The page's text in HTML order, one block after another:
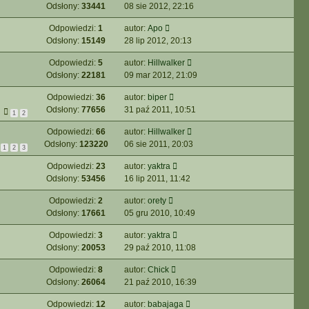
Odsłony: 33441 08 sie 2012, 22:16
Odpowiedzi: 1
Odsłony: 15149
autor: Apo
28 lip 2012, 20:13
Odpowiedzi: 5
Odsłony: 22181
autor: Hillwalker
09 mar 2012, 21:09
1 2
Odpowiedzi: 36
Odsłony: 77656
autor: biper
31 paź 2011, 10:51
1 2 3
Odpowiedzi: 66
Odsłony: 123220
autor: Hillwalker
06 sie 2011, 20:03
Odpowiedzi: 23
Odsłony: 53456
autor: yaktra
16 lip 2011, 11:42
Odpowiedzi: 2
Odsłony: 17661
autor: orety
05 gru 2010, 10:49
Odpowiedzi: 3
Odsłony: 20053
autor: yaktra
29 paź 2010, 11:08
Odpowiedzi: 8
Odsłony: 26064
autor: Chick
21 paź 2010, 16:39
Odpowiedzi: 12 autor: babajaga